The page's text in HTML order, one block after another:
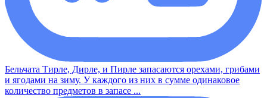
Бельчата Тирле, Дирле, и Пирле запасаются орехами, грибами
и ягодами на зиму. У каждого из них в сумме одинаковое
количество предметов в запасе ...